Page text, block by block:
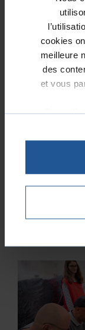
cookies
meilleure
des
et vous
Plus
AUTRES
souffler et